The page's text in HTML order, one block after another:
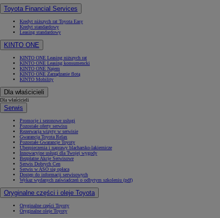
Toyota Financial Services
Kredyt niższych rat Toyota Easy
Kredyt standardowy
Leasing standardowy
KINTO ONE
KINTO ONE Leasing niższych rat
KINTO ONE Leasing konsumencki
KINTO ONE Najem
KINTO ONE Zarządzanie flotą
KINTO Mobility
Dla właścicieli
Dla właścicieli
Serwis
Promocje i sezonowe usługi
Pozostałe oferty serwisu
Rezerwacja wizyty w serwisie
Gwarancja Toyota Relax
Pozostałe Gwarancje Toyoty
Ubezpieczenia i naprawy blacharsko-lakiernicze
Innowacyjne usługi dla Twojej wygody
Bezpłatne Akcje Serwisowe
Serwis Dobrych Cen
Serwis w ASO się opłaca
Dostęp do informacji serwisowych
Wykaz wydanych zaświadczeń o odbytym szkoleniu (pdf)
Oryginalne części i oleje Toyota
Oryginalne części Toyoty
Oryginalne oleje Toyoty